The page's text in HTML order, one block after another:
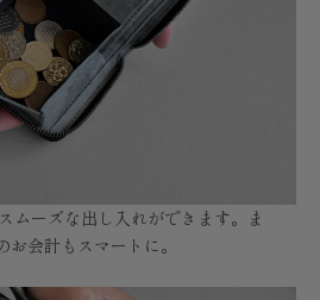
ムーズな出し入れができます。ま
会計もスマートに。